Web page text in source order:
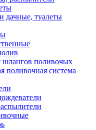
дачные, туалеты
шлангов поливочых
поливочная система